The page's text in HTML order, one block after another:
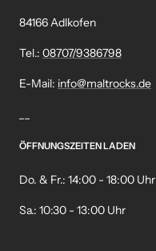
84166 Adlkofen
Tel.: 08707/9386798
E-Mail: info@maltrocks.de
ÖFFNUNGSZEITEN LADEN
Do. & Fr.: 14:00 - 18:00 Uhr
Sa.: 10:30 - 13:00 Uhr